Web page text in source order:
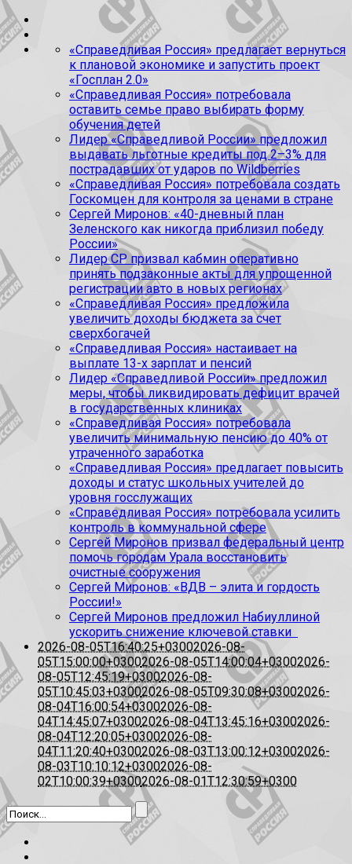
«Справедливая Россия» предлагает вернуться
к плановой экономике и запустить проект
«Госплан 2.0»
«Справедливая Россия» потребовала
оставить семье право выбирать форму
обучения детей
Лидер «Справедливой России» предложил
выдавать льготные кредиты под 2–3% для
пострадавших от ударов по Wildberries
«Справедливая Россия» потребовала создать
Госкомцен для контроля за ценами в стране
Сергей Миронов: «40-дневный план
Зеленского как никогда приблизил победу
России»
Лидер СР призвал кабмин оперативно
принять подзаконные акты для упрощенной
регистрации авто в новых регионах
«Справедливая Россия» предложила
увеличить доходы бюджета за счет
сверхбогачей
«Справедливая Россия» настаивает на
выплате 13-х зарплат и пенсий
Лидер «Справедливой России» предложил
меры, чтобы ликвидировать дефицит врачей
в государственных клиниках
«Справедливая Россия» потребовала
увеличить минимальную пенсию до 40% от
утраченного заработка
«Справедливая Россия» предлагает повысить
доходы и статус школьных учителей до
уровня госслужащих
«Справедливая Россия» потребовала усилить
контроль в коммунальной сфере
Сергей Миронов призвал федеральный центр
помочь городам Урала восстановить
очистные сооружения
Сергей Миронов: «ВДВ – элита и гордость
России!»
Сергей Миронов предложил Набиуллиной
ускорить снижение ключевой ставки
2026-08-05T16:40:25+03002026-08-
05T15:00:00+03002026-08-05T14:00:04+03002026-
08-05T12:45:19+03002026-08-
05T10:45:03+03002026-08-05T09:30:08+03002026-
08-04T16:00:54+03002026-08-
04T14:45:07+03002026-08-04T13:45:16+03002026-
08-04T12:20:05+03002026-08-
04T11:20:40+03002026-08-03T13:00:12+03002026-
08-03T10:10:12+03002026-08-
02T10:00:39+03002026-08-01T12:30:59+0300